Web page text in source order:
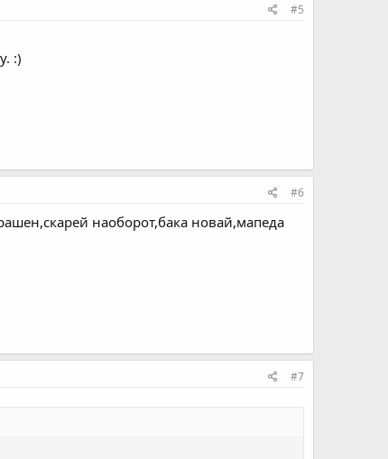
#5
:)
#6
наоборот,бака новай,мапеда
#7